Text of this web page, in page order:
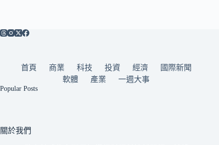
首頁 商業 科技 投資 經濟
國際新聞
軟體
產業 一週大事
Popular Posts
關於我們